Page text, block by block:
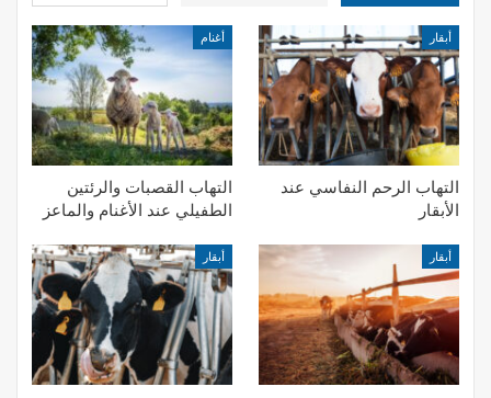
أبقار
التهاب الرحم النفاسي عند
الأبقار
أغنام
التهاب القصبات والرئتين
الطفيلي عند الأغنام والماعز
أبقار أبقار